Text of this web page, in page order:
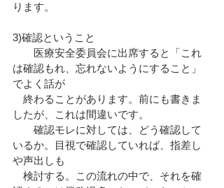
ります。
3)確認ということ
医療安全委員会に出席すると「これ
は確認もれ、忘れないようにすること」
でよく話が
終わることがあります。前にも書きま
したが、これは間違いです。
確認モレに対しては、どう確認して
いるか。目視で確認していれば、指差し
や声出しも
検討する。この流れの中で、それを確